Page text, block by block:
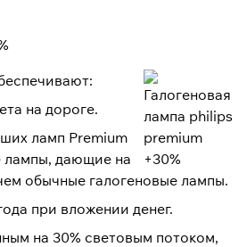
на дороге.
ламп Premium
лампы, дающие на
обычные галогеновые лампы.
при вложении денег.
на 30% световым потоком,